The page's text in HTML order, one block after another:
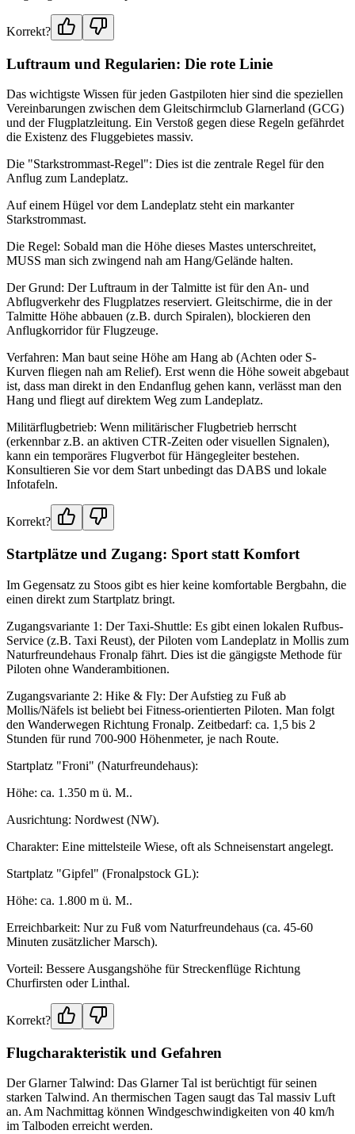
Korrekt?
Luftraum und Regularien: Die rote Linie
Das wichtigste Wissen für jeden Gastpiloten hier sind die speziellen
Vereinbarungen zwischen dem Gleitschirmclub Glarnerland (GCG)
und der Flugplatzleitung. Ein Verstoß gegen diese Regeln gefährdet
die Existenz des Fluggebietes massiv.
Die "Starkstrommast-Regel": Dies ist die zentrale Regel für den
Anflug zum Landeplatz.
Auf einem Hügel vor dem Landeplatz steht ein markanter
Starkstrommast.
Die Regel: Sobald man die Höhe dieses Mastes unterschreitet,
MUSS man sich zwingend nah am Hang/Gelände halten.
Der Grund: Der Luftraum in der Talmitte ist für den An- und
Abflugverkehr des Flugplatzes reserviert. Gleitschirme, die in der
Talmitte Höhe abbauen (z.B. durch Spiralen), blockieren den
Anflugkorridor für Flugzeuge.
Verfahren: Man baut seine Höhe am Hang ab (Achten oder S-
Kurven fliegen nah am Relief). Erst wenn die Höhe soweit abgebaut
ist, dass man direkt in den Endanflug gehen kann, verlässt man den
Hang und fliegt auf direktem Weg zum Landeplatz.
Militärflugbetrieb: Wenn militärischer Flugbetrieb herrscht
(erkennbar z.B. an aktiven CTR-Zeiten oder visuellen Signalen),
kann ein temporäres Flugverbot für Hängegleiter bestehen.
Konsultieren Sie vor dem Start unbedingt das DABS und lokale
Infotafeln.
Korrekt?
Startplätze und Zugang: Sport statt Komfort
Im Gegensatz zu Stoos gibt es hier keine komfortable Bergbahn, die
einen direkt zum Startplatz bringt.
Zugangsvariante 1: Der Taxi-Shuttle: Es gibt einen lokalen Rufbus-
Service (z.B. Taxi Reust), der Piloten vom Landeplatz in Mollis zum
Naturfreundehaus Fronalp fährt. Dies ist die gängigste Methode für
Piloten ohne Wanderambitionen.
Zugangsvariante 2: Hike & Fly: Der Aufstieg zu Fuß ab
Mollis/Näfels ist beliebt bei Fitness-orientierten Piloten. Man folgt
den Wanderwegen Richtung Fronalp. Zeitbedarf: ca. 1,5 bis 2
Stunden für rund 700-900 Höhenmeter, je nach Route.
Startplatz "Froni" (Naturfreundehaus):
Höhe: ca. 1.350 m ü. M..
Ausrichtung: Nordwest (NW).
Charakter: Eine mittelsteile Wiese, oft als Schneisenstart angelegt.
Startplatz "Gipfel" (Fronalpstock GL):
Höhe: ca. 1.800 m ü. M..
Erreichbarkeit: Nur zu Fuß vom Naturfreundehaus (ca. 45-60
Minuten zusätzlicher Marsch).
Vorteil: Bessere Ausgangshöhe für Streckenflüge Richtung
Churfirsten oder Linthal.
Korrekt?
Flugcharakteristik und Gefahren
Der Glarner Talwind: Das Glarner Tal ist berüchtigt für seinen
starken Talwind. An thermischen Tagen saugt das Tal massiv Luft
an. Am Nachmittag können Windgeschwindigkeiten von 40 km/h
im Talboden erreicht werden.